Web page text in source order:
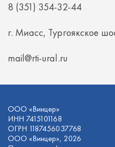
ИНН 7415101168
ОГРН 1187456037768
Политика конфиденциальности